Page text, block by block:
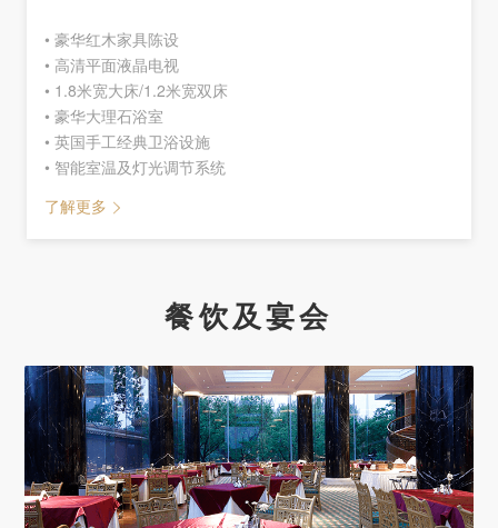
• 豪华红木家具陈设
• 高清平面液晶电视
• 1.8米宽大床/1.2米宽双床
• 豪华大理石浴室
• 英国手工经典卫浴设施
• 智能室温及灯光调节系统
了解更多
餐饮及宴会